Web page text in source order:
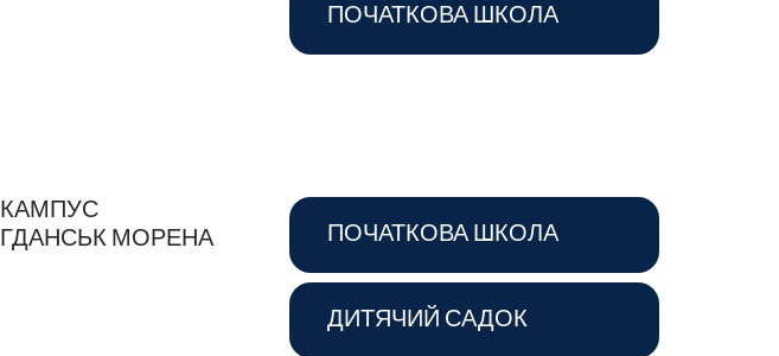
ПОЧАТКОВА ШКОЛА
КАМПУС
ГДАНСЬК МОРЕНА
ПОЧАТКОВА ШКОЛА
ДИТЯЧИЙ САДОК